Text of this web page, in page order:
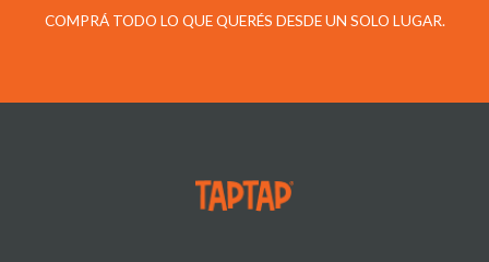
COMPRÁ TODO LO QUE QUERÉS DESDE UN SOLO LUGAR.